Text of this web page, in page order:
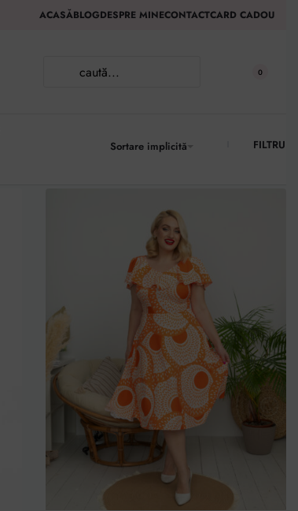
ACASĂBLOGDESPRE MINECONTACTCARD CADOU
0
Sortare implicită FILTRU